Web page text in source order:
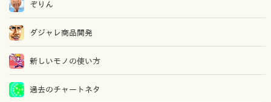
ぞりん
ダジャレ商品開発
新しいモノの使い方
過去のチャートネタ